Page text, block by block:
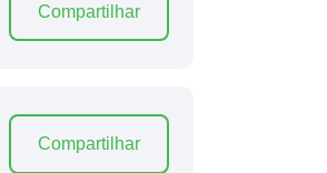
Compartilhar
Compartilhar